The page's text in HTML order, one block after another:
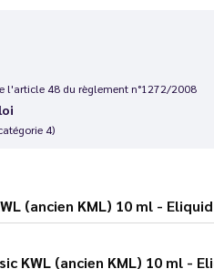
l'article 48 du règlement n°1272/2008
4)
KWL (ancien KML) 10 ml -